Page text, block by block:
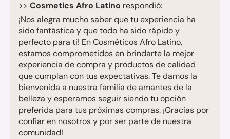
>> Cosmetics Afro Latino respondió:
¡Nos alegra mucho saber que tu experiencia ha
sido fantástica y que todo ha sido rápido y
perfecto para ti! En Cosméticos Afro Latino,
estamos comprometidos en brindarte la mejor
experiencia de compra y productos de calidad
que cumplan con tus expectativas. Te damos la
bienvenida a nuestra familia de amantes de la
belleza y esperamos seguir siendo tu opción
preferida para tus próximas compras. ¡Gracias por
confiar en nosotros y por ser parte de nuestra
comunidad!